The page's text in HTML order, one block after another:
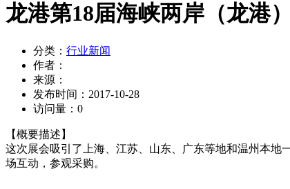
龙港第18届海峡两岸（龙港
分类： 行业新闻
作者：
来源：
发布时间： 2017-10-28
访问量： 0
【概要描述】
这次展会吸引了上海、江苏、山东、广东等地和温州本地
场互动，参观采购。